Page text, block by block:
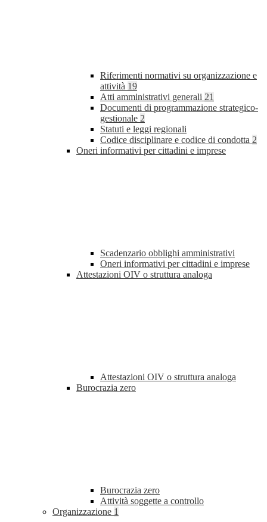
Riferimenti normativi su organizzazione e
attività 19
Atti amministrativi generali 21
Documenti di programmazione strategico-
gestionale 2
Statuti e leggi regionali
Codice disciplinare e codice di condotta 2
Oneri informativi per cittadini e imprese
Scadenzario obblighi amministrativi
Oneri informativi per cittadini e imprese
Attestazioni OIV o struttura analoga
Attestazioni OIV o struttura analoga
Burocrazia zero
Burocrazia zero
Attività soggette a controllo
Organizzazione 1